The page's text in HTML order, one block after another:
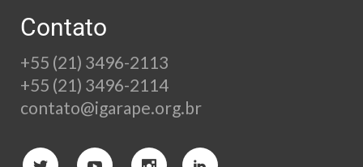
Contato
+55 (21) 3496-2113
+55 (21) 3496-2114
contato@igarape.org.br